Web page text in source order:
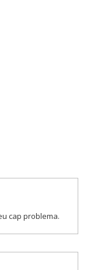
cap problema.